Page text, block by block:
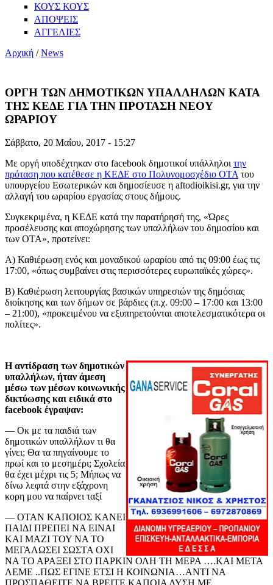
ΚΟΥΣ ΚΟΥΣ
ΑΠΟΨΕΙΣ
ΑΓΓΕΛΙΕΣ
Αρχική /News
ΟΡΓΗ ΤΩΝ ΔΗΜΟΤΙΚΩΝ ΥΠΑΛΛΗΛΩΝ ΚΑΤΑ
ΤΗΣ ΚΕΔΕ ΓΙΑ ΤΗΝ ΠΡΟΤΑΣΗ ΝΕΟΥ
ΩΡΑΡΙΟΥ
Σάββατο, 20 Μαΐου, 2017 - 15:27
Με οργή υποδέχτηκαν στο facebook δημοτικοί υπάλληλοι την
πρόταση που κατέθεσε η ΚΕΔΕ στο Πολυνομοσχέδιο ΟΤΑ του
υπουργείου Εσωτερικών και δημοσίευσε η aftodioikisi.gr, για την
αλλαγή του ωραρίου εργασίας στους δήμους.
Συγκεκριμένα, η ΚΕΔΕ κατά την παρατήρησή της, «Ώρες
προσέλευσης και αποχώρησης των υπαλλήλων του δημοσίου και
των ΟΤΑ», προτείνει:
Α) Καθιέρωση ενός και μοναδικού ωραρίου από τις 09:00 έως τις
17:00, «όπως συμβαίνει στις περισσότερες ευρωπαϊκές χώρες».
Β) Καθιέρωση λειτουργίας βασικών υπηρεσιών της δημόσιας
διοίκησης και των δήμων σε βάρδιες (π.χ. 09:00 – 17:00 και 13:00
– 21:00), «προκειμένου να εξυπηρετούνται αποτελεσματικότερα οι
πολίτες».
Η αντίδραση των δημοτικών
υπαλλήλων, ήταν άμεση
μέσω των μέσων κοινωνικής
δικτύωσης και ειδικά στο
facebook έγραψαν:
— Οκ με τα παιδιά των
δημοτικών υπαλλήλων τι θα
γίνει; Θα τα πηγαίνουμε το
πρωί και το μεσημέρι; Σχολεία
θα έχει μέχρι τις 5; Μήπως να
δίνω λεφτά στην εξάχρονη
κορη μου να παίρνει ταξί
— ΟΤΑΝ ΚΑΠΟΙΟΣ ΚΑΝΕΙ
ΠΑΙΔΙ ΠΡΕΠΕΙ ΝΑ ΕΙΝΑΙ
ΚΑΙ ΜΑΖΙ ΤΟΥ ΝΑ ΤΟ
ΜΕΓΑΛΩΣΕΙ ΣΩΣΤΑ ΟΧΙ
ΝΑ ΤΟ ΑΡΑΞΕΙ ΣΤΟ ΠΑΡΚΙΝ ΟΛΗ ΤΗ ΜΕΡΑ ….ΚΑΙ ΜΕΤΑ
ΛΕΜΕ ..ΠΩΣ ΕΓΙΝΕ ΕΤΣΙ Η ΚΟΙΝΩΝΙΑ…ΑΝΤΙ ΝΑ